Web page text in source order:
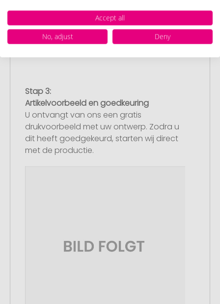
afrekenpagina (checkout) en rond uw
bestelling af. Mocht u op dit moment
geen geschikt bestand beschikbaar
Stap 3:
Artikelvoorbeeld en goedkeuring
U ontvangt van ons een gratis
drukvoorbeeld met uw ontwerp. Zodra u
dit heeft goedgekeurd, starten wij direct
met de productie.
Accept all
No, adjust
Deny